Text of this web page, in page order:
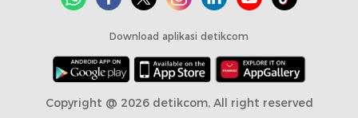
Download aplikasi detikcom
Copyright @ 2026 detikcom, All right reserved